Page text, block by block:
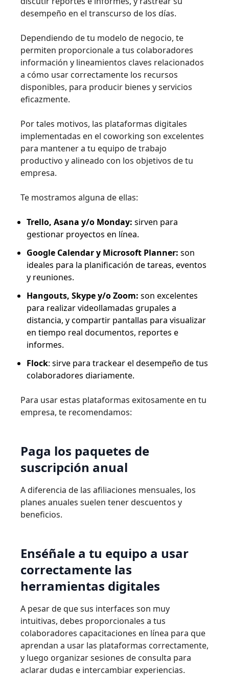
desempeño en el transcurso de los días.
Dependiendo de tu modelo de negocio, te
permiten proporcionale a tus colaboradores
información y lineamientos claves relacionados
a cómo usar correctamente los recursos
disponibles, para producir bienes y servicios
eficazmente.
Por tales motivos, las plataformas digitales
implementadas en el coworking son excelentes
para mantener a tu equipo de trabajo
productivo y alineado con los objetivos de tu
empresa.
Te mostramos alguna de ellas:
Trello, Asana y/o Monday: sirven para
gestionar proyectos en línea.
Google Calendar y Microsoft Planner: son
ideales para la planificación de tareas, eventos
y reuniones.
Hangouts, Skype y/o Zoom: son excelentes
para realizar videollamadas grupales a
distancia, y compartir pantallas para visualizar
en tiempo real documentos, reportes e
informes.
Flock: sirve para trackear el desempeño de tus
colaboradores diariamente.
Para usar estas plataformas exitosamente en tu
empresa, te recomendamos:
Paga los paquetes de
suscripción anual
A diferencia de las afiliaciones mensuales, los
planes anuales suelen tener descuentos y
beneficios.
Enséñale a tu equipo a usar
correctamente las
herramientas digitales
A pesar de que sus interfaces son muy
intuitivas, debes proporcionales a tus
colaboradores capacitaciones en línea para que
aprendan a usar las plataformas correctamente,
y luego organizar sesiones de consulta para
aclarar dudas e intercambiar experiencias.